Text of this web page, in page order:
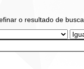
o resultado de busca.